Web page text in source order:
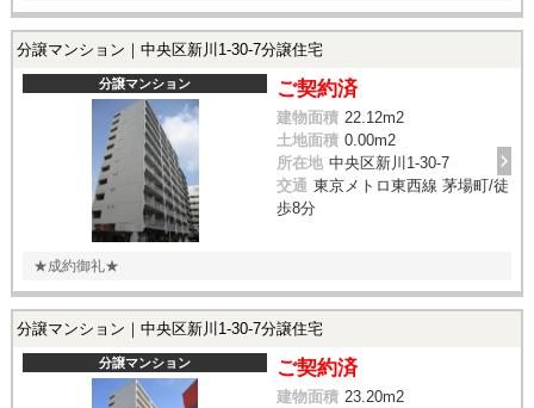
分譲マンション｜中央区新川1-30-7分譲住宅
分譲マンション ご契約済
建物面積 22.12m2
土地面積 0.00m2
所在地 中央区新川1-30-7
交通 東京メトロ東西線 茅場町/徒
歩8分
★成約御礼★
分譲マンション｜中央区新川1-30-7分譲住宅
分譲マンション ご契約済
建物面積 23.20m2